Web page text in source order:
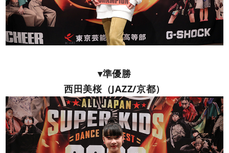
▾準優勝
西田美桜（JAZZ/京都）